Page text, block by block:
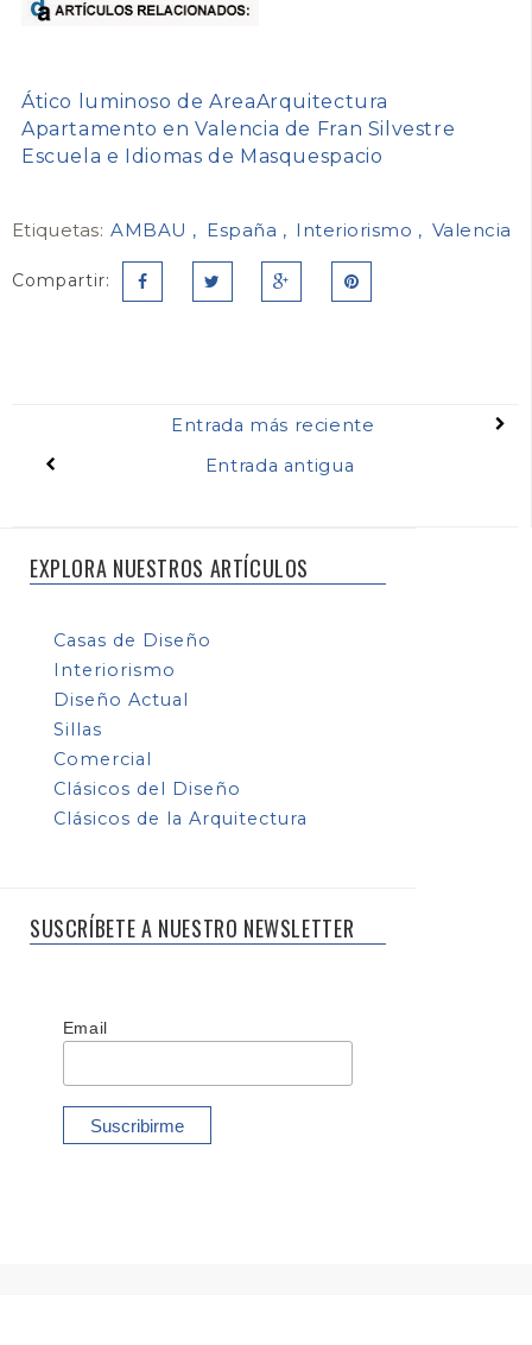
Ático luminoso de AreaArquitectura
Apartamento en Valencia de Fran Silvestre
Escuela e Idiomas de Masquespacio
Etiquetas: AMBAU España Interiorismo Valencia
Compartir:
Entrada más reciente
Entrada antigua
EXPLORA NUESTROS ARTÍCULOS
Casas de Diseño
Interiorismo
Diseño Actual
Sillas
Comercial
Clásicos del Diseño
Clásicos de la Arquitectura
SUSCRÍBETE A NUESTRO NEWSLETTER
Email